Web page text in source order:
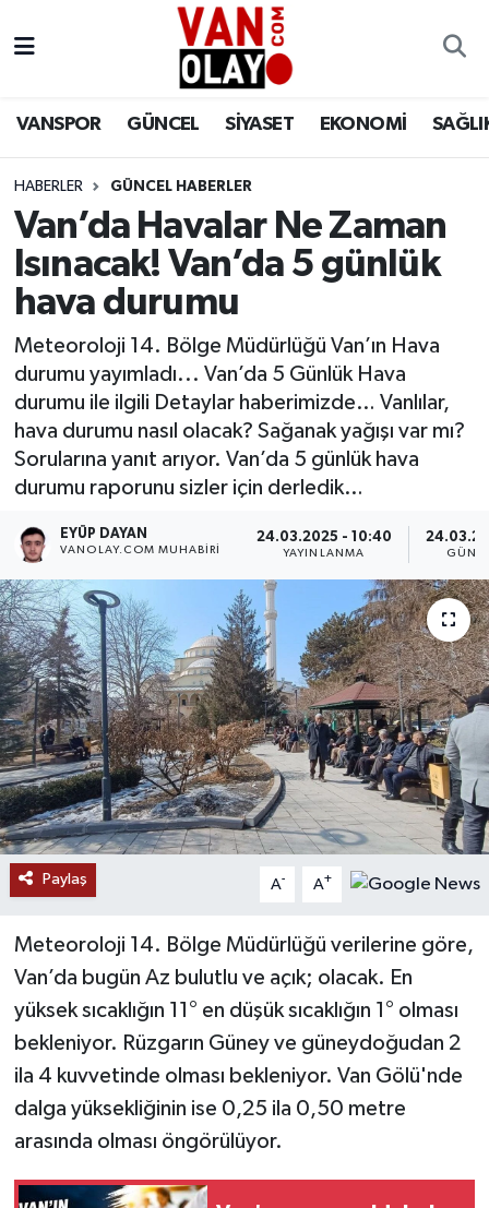
VANSPOR GÜNCEL SİYASET EKONOMİ
HABERLER GÜNCEL HABERLER
Van’da Havalar Ne Zaman
Isınacak! Van’da 5 günlük
hava durumu
Meteoroloji 14. Bölge Müdürlüğü Van’ın Hava
durumu yayımladı... Van’da 5 Günlük Hava
durumu ile ilgili Detaylar haberimizde… Vanlılar,
hava durumu nasıl olacak? Sağanak yağışı var mı?
Sorularına yanıt arıyor. Van’da 5 günlük hava
durumu raporunu sizler için derledik…
EYÜP DAYAN
VANOLAY.COM MUHABIRI
24.03.2025 - 10:40
YAYINLANMA
Paylaş A- A+
Meteoroloji 14. Bölge Müdürlüğü verilerine göre,
Van’da bugün Az bulutlu ve açık; olacak. En
yüksek sıcaklığın 11° en düşük sıcaklığın 1° olması
bekleniyor. Rüzgarın Güney ve güneydoğudan 2
ila 4 kuvvetinde olması bekleniyor. Van Gölü'nde
dalga yüksekliğinin ise 0,25 ila 0,50 metre
arasında olması öngörülüyor.
Siyaset
Ekonomi
Sağlık
Eğitim
Bilim & Teknoloji
Dünya
RESMİ İLANLAR
Van Nöbetçi Eczaneler
Van Namaz Vakitleri
Van Trafik Yoğunluk Haritası
Süper Lig Puan Durumu ve Fikstür
Tüm Manşetler
Son Dakika Haberleri
Haber Arşivi